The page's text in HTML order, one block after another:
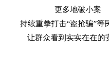
更多地破小案
持续重拳打击“盗抢骗”等
让群众看到实实在在的